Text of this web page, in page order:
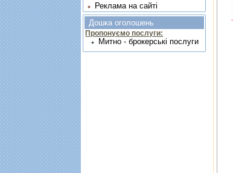
Реклама на сайті
Дошка оголошень
Пропонуємо послуги:
Митно - брокерські послуги